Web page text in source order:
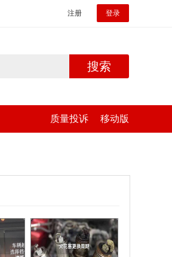
注册 登录
搜索
质量投诉 移动版